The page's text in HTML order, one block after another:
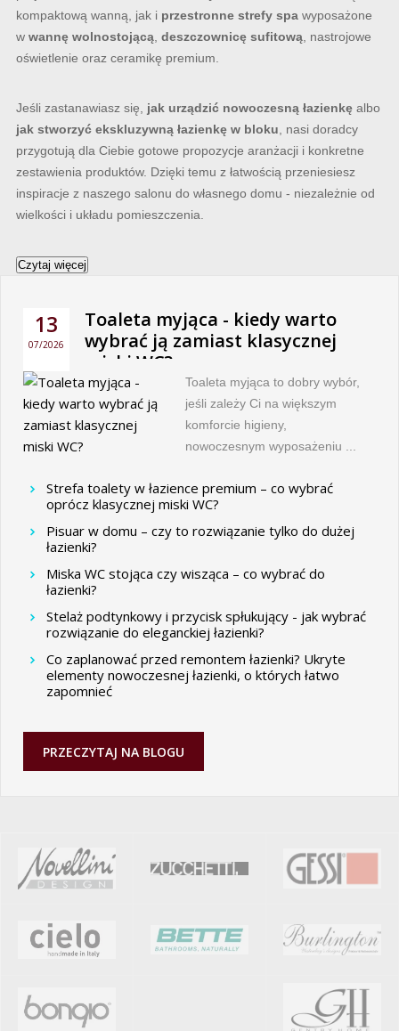
kompaktową wanną, jak i przestronne strefy spawyposażone
w wannę wolnostojącą, deszczownicę sufitową, nastrojowe
oświetlenie oraz ceramikę premium.
Jeśli zastanawiasz się, jak urządzić nowoczesną łazienkęalbo
jak stworzyć ekskluzywną łazienkę w bloku, nasi doradcy
przygotują dla Ciebie gotowe propozycje aranżacji i konkretne
zestawienia produktów. Dzięki temu z łatwością przeniesiesz
inspiracje z naszego salonu do własnego domu - niezależnie od
wielkości i układu pomieszczenia.
Czytaj więcej
13
07/2026
Toaleta myjąca - kiedy warto
wybrać ją zamiast klasycznej
miski WC?
Toaleta myjąca to dobry wybór,
jeśli zależy Ci na większym
komforcie higieny,
nowoczesnym wyposażeniu ...
Strefa toalety w łazience premium – co wybrać
oprócz klasycznej miski WC?
Pisuar w domu – czy to rozwiązanie tylko do dużej
łazienki?
Miska WC stojąca czy wisząca – co wybrać do
łazienki?
Stelaż podtynkowy i przycisk spłukujący - jak wybrać
rozwiązanie do eleganckiej łazienki?
Co zaplanować przed remontem łazienki? Ukryte
elementy nowoczesnej łazienki, o których łatwo
zapomnieć
PRZECZYTAJ NA BLOGU